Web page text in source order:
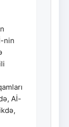
nin
Aİ-